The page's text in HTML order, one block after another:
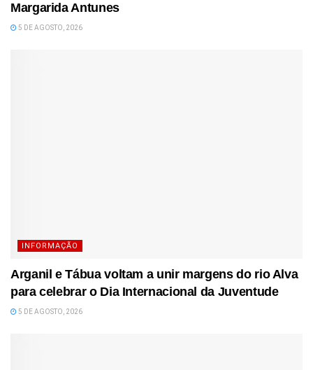
Margarida Antunes
5 DE AGOSTO, 2026
INFORMAÇÃO
Arganil e Tábua voltam a unir margens do rio Alva
para celebrar o Dia Internacional da Juventude
5 DE AGOSTO, 2026